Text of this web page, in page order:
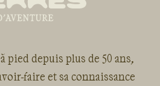
pied depuis plus de 50 ans,
faire et sa connaissance